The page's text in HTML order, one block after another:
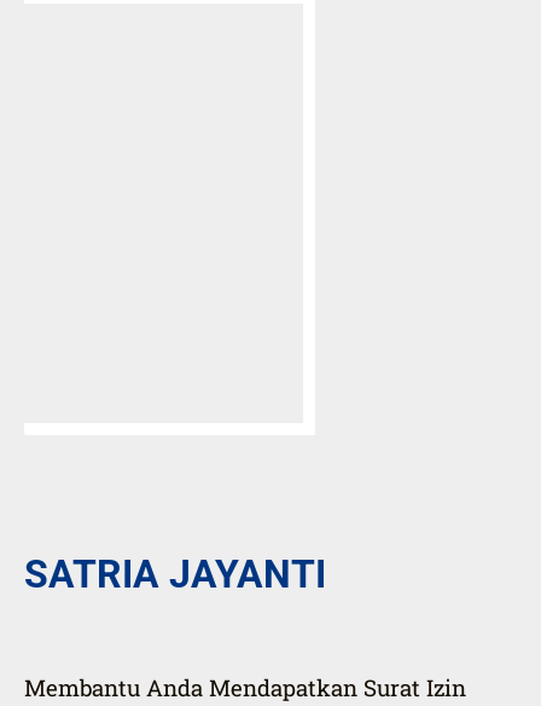
SATRIA JAYANTI
Membantu Anda Mendapatkan Surat Izin